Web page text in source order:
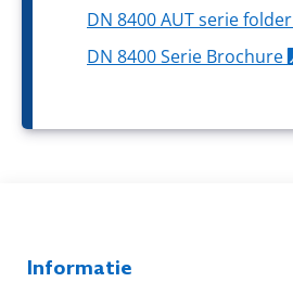
DN 8400 AUT serie folder
DN 8400 Serie Brochure
Informatie